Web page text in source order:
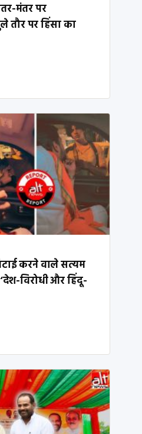
मंतर पर
तौर पर हिंसा का
करने वाले सत्यम
विरोधी और हिंदू-